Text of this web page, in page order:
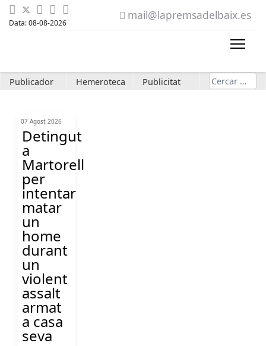
Data: 08-08-2026
mail@lapremsadelbaix.es
Publicador Hemeroteca Publicitat Cerca
07 Agost 2026
Detingut
a
Martorell
per
intentar
matar
un
home
durant
un
violent
assalt
armat
a casa
seva